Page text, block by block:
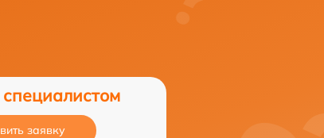
заявку